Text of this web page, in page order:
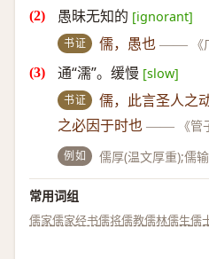
愚昧无知的 [ignorant]
书证 儒，愚也 —— 《
通“濡”。缓慢 [slow]
书证
儒，此言圣人之
之必因于时也 —— 《管
例如 儒厚(温文厚重);儒
常用词组
儒家儒家经书儒将儒教儒林儒生儒